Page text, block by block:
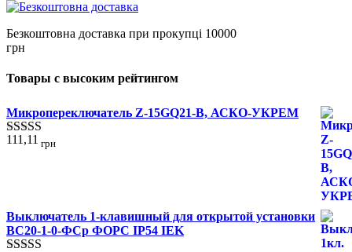
Безкоштовна доставка при прокупці 10000
грн
Товары с высоким рейтингом
Микропереключатель Z-15GQ21-B, АСКО-УКРЕМ
Оценка5.00
111,11 грн
Выключатель 1-клавишный для открытой установки
ВС20-1-0-ФСр ФОРС IP54 IEK